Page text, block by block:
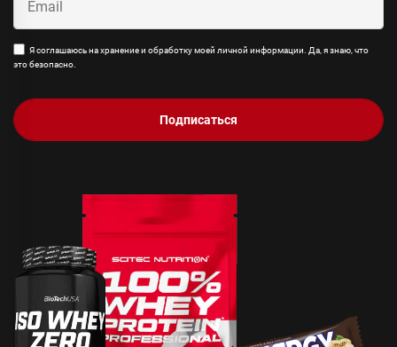
Я соглашаюсь на хранение и обработку моей личной информации. Да, я знаю, что
это безопасно.
Подписаться